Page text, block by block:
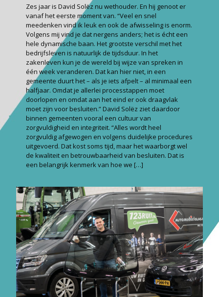
Zes jaar is David Solëz nu wethouder. En hij genoot er
vanaf het eerste moment van. “Veel en snel
meedenken vind ik leuk en ook de afwisseling is enorm.
Volgens mij vind je dat nergens anders; het is écht een
hele dynamische baan. Het grootste verschil met het
bedrijfsleven is natuurlijk de tijdsduur. In het
zakenleven kun je de wereld bij wijze van spreken in
één week veranderen. Dat kan hier niet, in een
gemeente duurt het – als je iets afpelt – al minimaal een
halfjaar. Omdat je allerlei processtappen moet
doorlopen en omdat aan het eind er ook draagvlak
moet zijn voor besluiten.” David Solëz ziet daardoor
binnen gemeenten vooral een cultuur van
zorgvuldigheid en integriteit. “Alles wordt heel
zorgvuldig afgewogen en volgens duidelijke procedures
uitgevoerd. Dat kost soms tijd, maar het waarborgt wel
de kwaliteit en betrouwbaarheid van besluiten. Dat is
een belangrijk kenmerk van hoe we […]